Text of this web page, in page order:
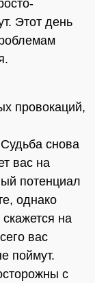
Этот день
провокаций,
снова
вас на
потенциал
однако
на
вас
поймут.
с